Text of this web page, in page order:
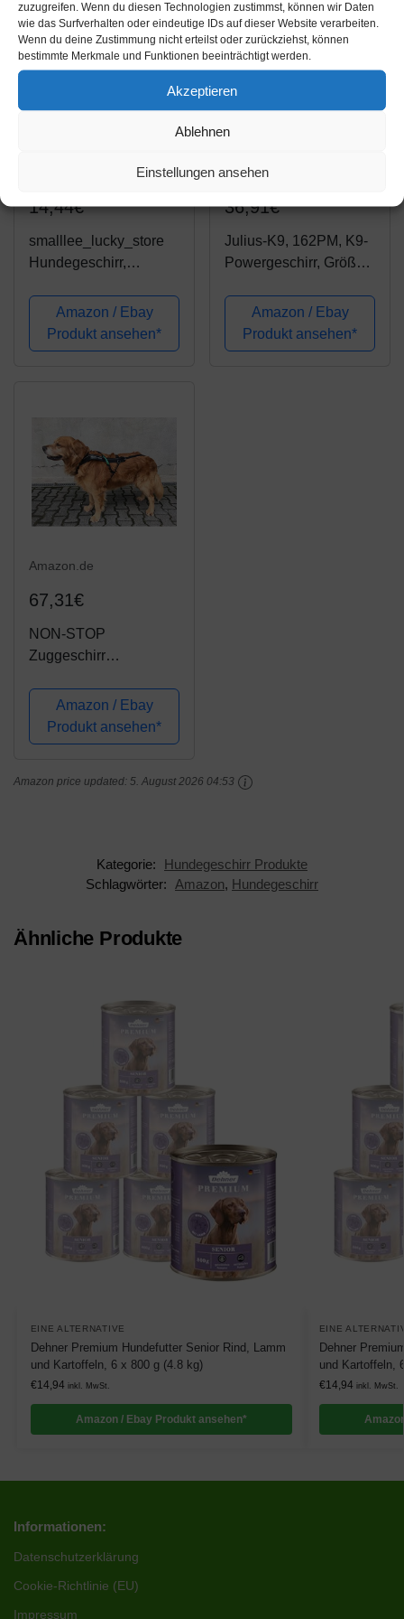
zuzugreifen. Wenn du diesen Technologien zustimmst, können wir Daten
wie das Surfverhalten oder eindeutige IDs auf dieser Website verarbeiten.
Wenn du deine Zustimmung nicht erteilst oder zurückziehst, können
bestimmte Merkmale und Funktionen beeinträchtigt werden.
Akzeptieren
Ablehnen
Einstellungen ansehen
weiche Polsterung,...
14,44€
smalllee_lucky_store
Hundegeschirr,
Nylon, für kleine und
mittelgroße Hunde,
Medium (Chest:25-
Amazon / Ebay
Produkt ansehen*
Amazon.de
36,91€
Julius-K9, 162PM, K9-
Powergeschirr, Größe:
Amazon / Ebay
Produkt ansehen*
Amazon.de
67,31€
NON-STOP
Zuggeschirr
HARNESS
Brustgeschirr schwarz
für Hunde Größe 6
Amazon / Ebay
Produkt ansehen*
Amazon price updated: 5. August 2026 04:53
Kategorie:
Hundegeschirr Produkte
Schlagwörter:
Amazon, Hundegeschirr
Ähnliche Produkte
EINE ALTERNATIVE
Dehner Premium Hundefutter Senior Rind, Lamm
und Kartoffeln, 6 x 800 g (4.8 kg)
€14,94 inkl. MwSt.
Amazon / Ebay Produkt ansehen*
EINE
Dehner
und Kartoffeln,
€14,94 inkl. MwSt.
Informationen:
Datenschutzerklärung
Cookie-Richtlinie (EU)
Impressum